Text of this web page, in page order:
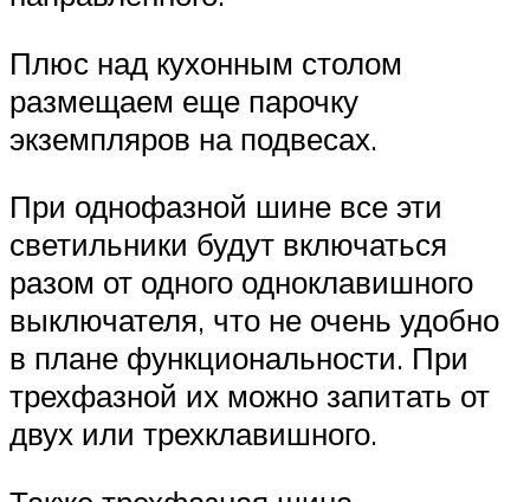
Плюс над кухонным столом
размещаем еще парочку
экземпляров на подвесах.
При однофазной шине все эти
светильники будут включаться
разом от одного одноклавишного
выключателя, что не очень удобно
в плане функциональности. При
трехфазной их можно запитать от
двух или трехклавишного.